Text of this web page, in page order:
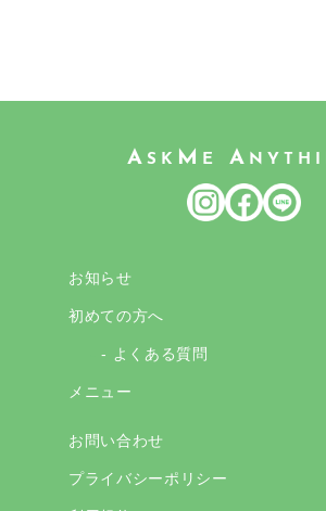
送
A SK M E A
お知らせ
初めての方へ
- よくある質問
メニュー
お問い合わせ
プライバシーポリシー